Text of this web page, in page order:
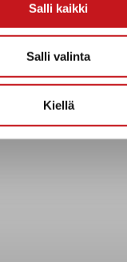
Salli kaikki
Salli valinta
Kiellä